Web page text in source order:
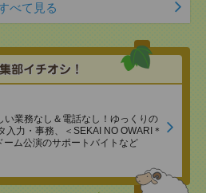
べて見る
い業務なし＆電話なし！ゆっくりの
入力・事務、＜SEKAI NO OWARI＊
ム公演のサポートバイトなど